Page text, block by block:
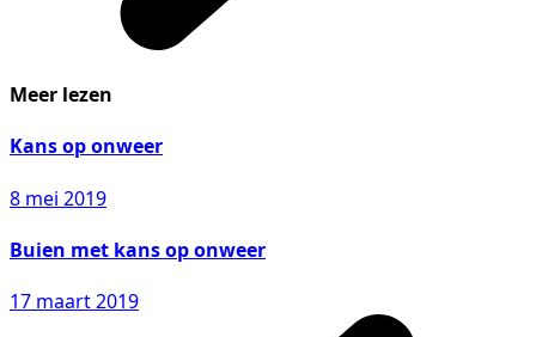
Meer lezen
Kans op onweer
8 mei 2019
Buien met kans op onweer
17 maart 2019